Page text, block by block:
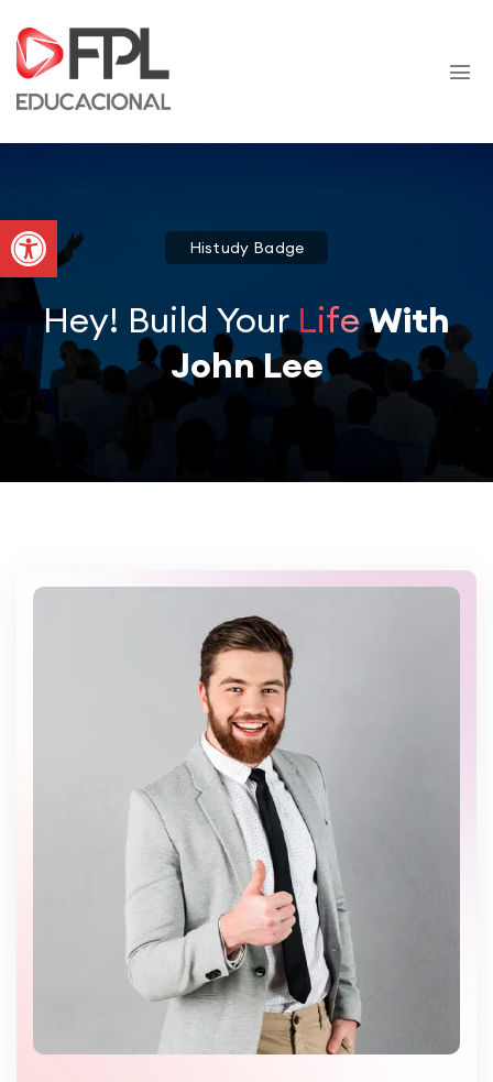
Histudy Badge
Hey! Build YourLifeWith
John Lee
Abrir a barra de ferramentas